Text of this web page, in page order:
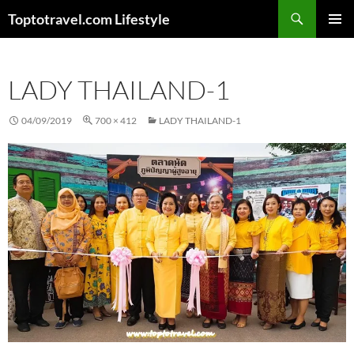
Toptotravel.com Lifestyle
LADY THAILAND-1
04/09/2019 700 × 412 LADY THAILAND-1